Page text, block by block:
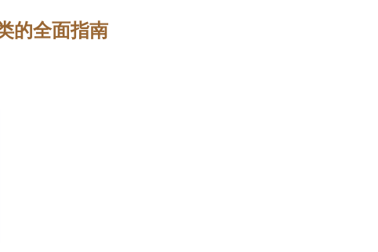
的全面指南